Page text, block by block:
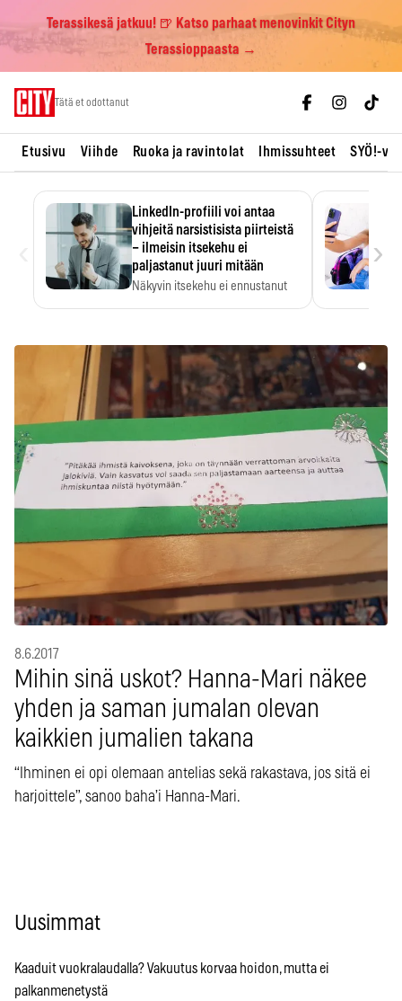
Terassikesä jatkuu! 🍺 Katso parhaat menovinkit Cityn
Terassioppaasta →
Tätä et odottanut
Etusivu Viihde Ruoka ja ravintolat Ihmissuhteet SYÖ!-
LinkedIn-profiili voi antaa
vihjeitä narsistisista piirteistä
– ilmeisin itsekehu ei
paljastanut juuri mitään
Näkyvin itsekehu ei ennustanut
›
8.6.2017
Mihin sinä uskot? Hanna-Mari näkee
yhden ja saman jumalan olevan
kaikkien jumalien takana
“Ihminen ei opi olemaan antelias sekä rakastava, jos sitä ei
harjoittele”, sanoo baha’i Hanna-Mari.
Uusimmat
Kaaduit vuokralaudalla? Vakuutus korvaa hoidon, mutta ei
palkanmenetystä